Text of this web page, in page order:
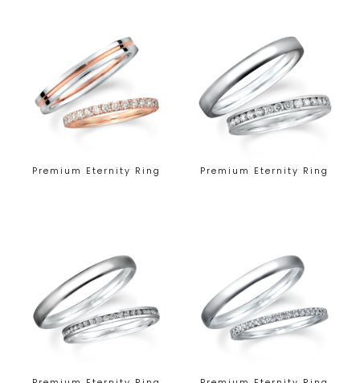
Premium Eternity Ring Premium Eternity Ring